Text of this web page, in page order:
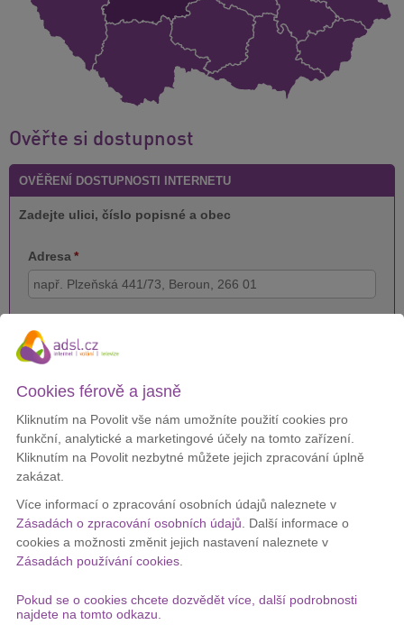
Ověřte si dostupnost
OVĚŘENÍ DOSTUPNOSTI INTERNETU
Zadejte ulici, číslo popisné a obec
Adresa*
Vaše osobní údaje zpracováváme v souladu s
OVĚŘIT DOSTUPNOST
Zákazníci nejčastěji objednávají
T-Mobile Bezdrátový internet 5G
Cena za měsíc:
Cookies férově a jasně
Kliknutím na Povolit vše nám umožníte použití cookies pro
funkční, analytické a marketingové účely na tomto zařízení.
Kliknutím na Povolit nezbytné můžete jejich zpracování úplně
zakázat.
Více informací o zpracování osobních údajů naleznete v
Zásadách o zpracování osobních údajů . Další informace o
cookies a možnosti změnit jejich nastavení naleznete v
Zásadách používání cookies.
Pokud se o cookies chcete dozvědět více, další podrobnosti
najdete na tomto odkazu.